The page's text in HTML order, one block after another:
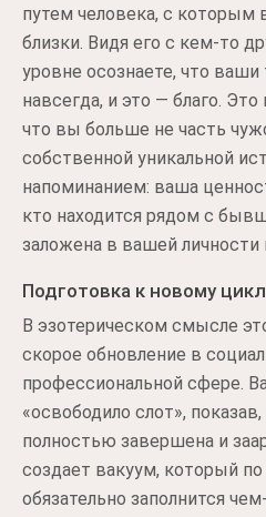
путем человека, с которым
близки. Видя его с кем-то
уровне осознаете, что
навсегда, и это — благо.
что вы больше не часть
собственной уникальной
напоминанием: ваша
кто находится рядом с
заложена в вашей личности
Подготовка к новому
В эзотерическом смысле
скорое обновление в
профессиональной сфере.
«освободило слот»,
полностью завершена и
создает вакуум, который
обязательно заполнится